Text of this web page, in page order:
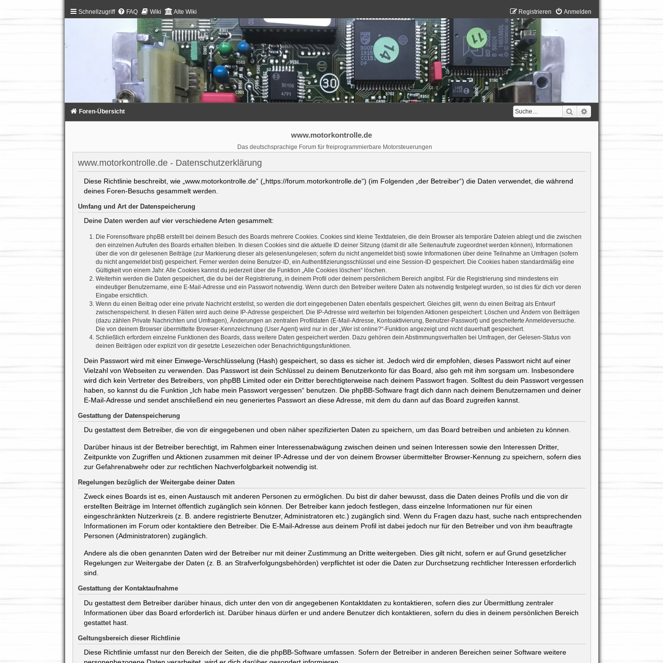
Schnellzugriff FAQ Wiki Alte Wiki Anmelden
Registrieren
Suche
Foren-Übersicht
www.motorkontrolle.de
Das deutschsprachige Forum für freiprogrammierbare Motorsteuerungen
www.motorkontrolle.de - Datenschutzerklärung
Diese Richtlinie beschreibt, wie „www.motorkontrolle.de“ („https://forum.motorkontrolle.de“) (im Folgenden „der Betreiber“) die Daten verwendet, die während
deines Foren-Besuchs gesammelt werden.
Umfang und Art der Datenspeicherung
Deine Daten werden auf vier verschiedene Arten gesammelt:
Die Forensoftware phpBB erstellt bei deinem Besuch des Boards mehrere Cookies. Cookies sind kleine Textdateien, die dein Browser als temporäre Dateien ablegt und die zwischen
den einzelnen Aufrufen des Boards erhalten bleiben. In diesen Cookies sind die aktuelle ID deiner Sitzung (damit dir alle Seitenaufrufe zugeordnet werden können), Informationen
über die von dir gelesenen Beiträge (zur Markierung dieser als gelesen/ungelesen; sofern du nicht angemeldet bist) sowie Informationen über deine Teilnahme an Umfragen (sofern
du nicht angemeldet bist) gespeichert. Ferner werden deine Benutzer-ID, ein Authentifizierungsschlüssel und eine Session-ID gespeichert. Die Cookies haben standardmäßig eine
Gültigkeit von einem Jahr. Alle Cookies kannst du jederzeit über die Funktion „Alle Cookies löschen“ löschen.
Weiterhin werden die Daten gespeichert, die du bei der Registrierung, in deinem Profil oder deinem persönlichem Bereich angibst. Für die Registrierung sind mindestens ein
eindeutiger Benutzername, eine E-Mail-Adresse und ein Passwort notwendig. Wenn durch den Betreiber weitere Daten als notwendig festgelegt wurden, so ist dies für dich vor deren
Eingabe ersichtlich.
Wenn du einen Beitrag oder eine private Nachricht erstellst, so werden die dort eingegebenen Daten ebenfalls gespeichert. Gleiches gilt, wenn du einen Beitrag als Entwurf
zwischenspeicherst. In diesen Fällen wird auch deine IP-Adresse gespeichert. Die IP-Adresse wird weiterhin bei folgenden Aktionen gespeichert: Löschen und Ändern von Beiträgen
(dazu zählen Private Nachrichten und Umfragen), Änderungen an zentralen Profildaten (E-Mail-Adresse, Kontoaktivierung, Benutzer-Passwort) und gescheiterte Anmeldeversuche.
Die von deinem Browser übermittelte Browser-Kennzeichnung (User Agent) wird nur in der „Wer ist online?“-Funktion angezeigt und nicht dauerhaft gespeichert.
Schließlich erfordern einzelne Funktionen des Boards, dass weitere Daten gespeichert werden. Dazu gehören dein Abstimmungsverhalten bei Umfragen, der Gelesen-Status von
deinen Beiträgen oder explizit von dir gesetzte Lesezeichen oder Benachrichtigungsfunktionen.
Dein Passwort wird mit einer Einwege-Verschlüsselung (Hash) gespeichert, so dass es sicher ist. Jedoch wird dir empfohlen, dieses Passwort nicht auf einer
Vielzahl von Webseiten zu verwenden. Das Passwort ist dein Schlüssel zu deinem Benutzerkonto für das Board, also geh mit ihm sorgsam um. Insbesondere
wird dich kein Vertreter des Betreibers, von phpBB Limited oder ein Dritter berechtigterweise nach deinem Passwort fragen. Solltest du dein Passwort vergessen
haben, so kannst du die Funktion „Ich habe mein Passwort vergessen“ benutzen. Die phpBB-Software fragt dich dann nach deinem Benutzernamen und deiner
E-Mail-Adresse und sendet anschließend ein neu generiertes Passwort an diese Adresse, mit dem du dann auf das Board zugreifen kannst.
Gestattung der Datenspeicherung
Du gestattest dem Betreiber, die von dir eingegebenen und oben näher spezifizierten Daten zu speichern, um das Board betreiben und anbieten zu können.
Darüber hinaus ist der Betreiber berechtigt, im Rahmen einer Interessenabwägung zwischen deinen und seinen Interessen sowie den Interessen Dritter,
Zeitpunkte von Zugriffen und Aktionen zusammen mit deiner IP-Adresse und der von deinem Browser übermittelter Browser-Kennung zu speichern, sofern dies
zur Gefahrenabwehr oder zur rechtlichen Nachverfolgbarkeit notwendig ist.
Regelungen bezüglich der Weitergabe deiner Daten
Zweck eines Boards ist es, einen Austausch mit anderen Personen zu ermöglichen. Du bist dir daher bewusst, dass die Daten deines Profils und die von dir
erstellten Beiträge im Internet öffentlich zugänglich sein können. Der Betreiber kann jedoch festlegen, dass einzelne Informationen nur für einen
eingeschränkten Nutzerkreis (z. B. andere registrierte Benutzer, Administratoren etc.) zugänglich sind. Wenn du Fragen dazu hast, suche nach entsprechenden
Informationen im Forum oder kontaktiere den Betreiber. Die E-Mail-Adresse aus deinem Profil ist dabei jedoch nur für den Betreiber und von ihm beauftragte
Personen (Administratoren) zugänglich.
Andere als die oben genannten Daten wird der Betreiber nur mit deiner Zustimmung an Dritte weitergeben. Dies gilt nicht, sofern er auf Grund gesetzlicher
Regelungen zur Weitergabe der Daten (z. B. an Strafverfolgungsbehörden) verpflichtet ist oder die Daten zur Durchsetzung rechtlicher Interessen erforderlich
sind.
Gestattung der Kontaktaufnahme
Du gestattest dem Betreiber darüber hinaus, dich unter den von dir angegebenen Kontaktdaten zu kontaktieren, sofern dies zur Übermittlung zentraler
Informationen über das Board erforderlich ist. Darüber hinaus dürfen er und andere Benutzer dich kontaktieren, sofern du dies in deinem persönlichen Bereich
gestattet hast.
Geltungsbereich dieser Richtlinie
Diese Richtlinie umfasst nur den Bereich der Seiten, die die phpBB-Software umfassen. Sofern der Betreiber in anderen Bereichen seiner Software weitere